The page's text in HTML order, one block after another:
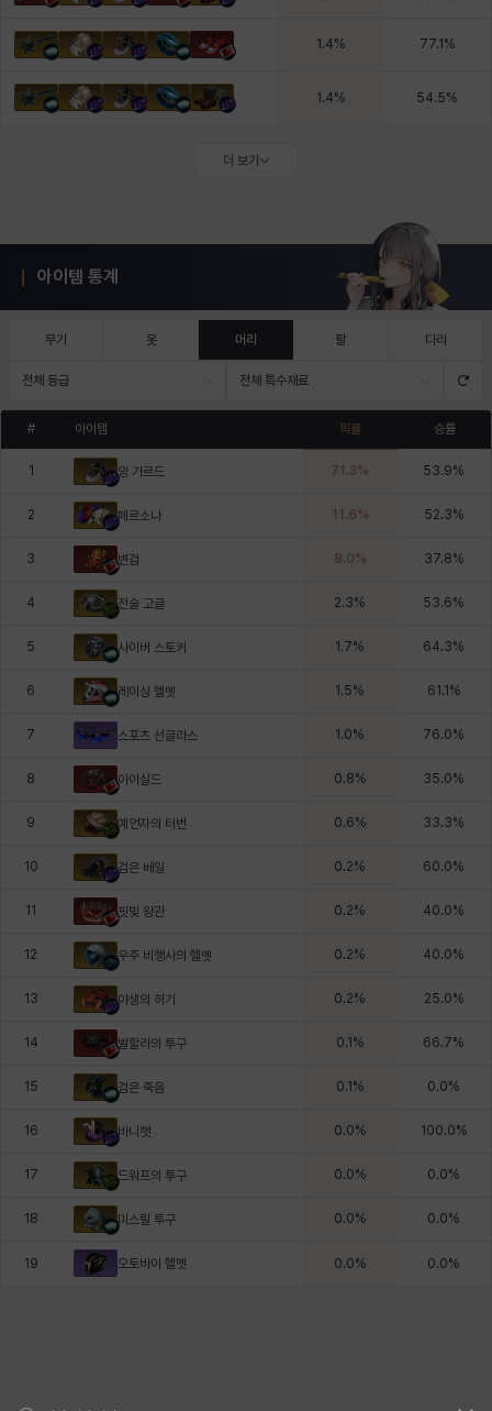
1.4% 77.1 %
1.4% 54.5%
더 보기
아이템 통계
무기 옷 머리 팔 다리
전체 등급 전체 특수재료
# 아이템 픽률 승률
1 앙 가르드 71.3% 53.9%
2 페르소나 11.6% 52.3%
3 변검 8.0% 37.8%
4 전술 고글 2.3% 53.6%
5 사이버 스토커 1.7% 64.3%
6 레이싱 헬멧 1.5% 61.1 %
7 스포츠 선글라스 1.0% 76.0%
8 아이실드 0.8% 35.0%
9 예언자의 터번 0.6% 33.3%
10 검은 베일 0.2% 60.0%
11 핏빛 왕관 0.2% 40.0%
12 우주 비행사의 헬멧 0.2% 40.0%
13 야생의 허기 0.2% 25.0%
14 발할라의 투구 0.1 % 66.7%
15 검은 죽음 0.1 % 0.0%
16 바니햇 0.0% 100.0%
17 드워프의 투구 0.0% 0.0%
18 미스릴 투구 0.0% 0.0%
19 오토바이 헬멧 0.0% 0.0%